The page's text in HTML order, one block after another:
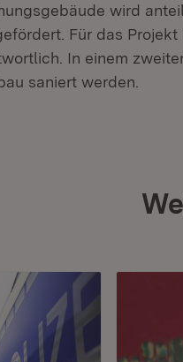
wird
Für das Projekt
In einem
saniert werden.